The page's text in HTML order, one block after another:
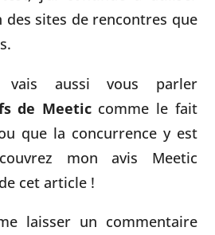
des sites de rencontres que
vais aussi vous parler
de Meeticcomme le fait
que la concurrence y est
mon avis Meetic
cet article !
laisser un commentaire